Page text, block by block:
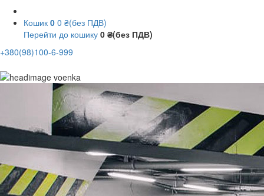
Кошик 0 0 ₴(без ПДВ)
Перейти до кошику 0 ₴(без ПДВ)
+380(98)100-6-999